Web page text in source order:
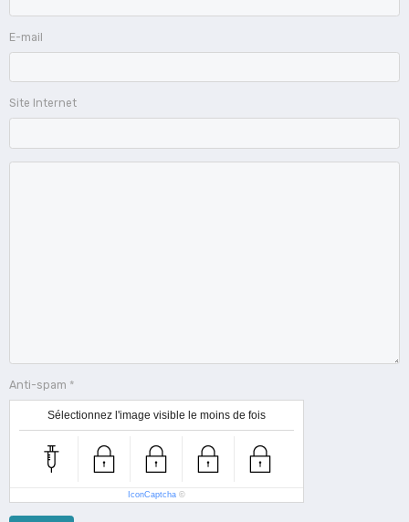
E-mail
Site Internet
Anti-spam
Sélectionnez l'image visible le moins de fois
IconCaptcha ©